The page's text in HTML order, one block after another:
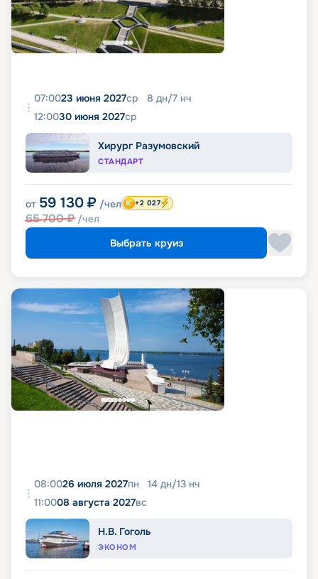
07:0023 июня 2027ср 8 дн/7 нч
12:0030 июня 2027ср
Хирург Разумовский
СТАНДАРТ
от 59 130 ₽ /чел
65 700₽ /чел
+2 027
Выбрать круиз
08:0026 июля 2027пн 14 дн/13 нч
11:0008 августа 2027вс
Н.В. Гоголь
ЭКОНОМ